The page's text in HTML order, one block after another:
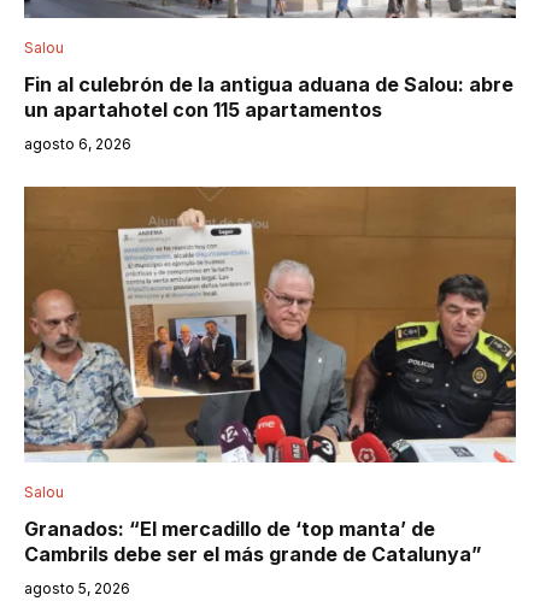
Salou
Fin al culebrón de la antigua aduana de Salou: abre
un apartahotel con 115 apartamentos
agosto 6, 2026
Salou
Granados: “El mercadillo de ‘top manta’ de
Cambrils debe ser el más grande de Catalunya”
agosto 5, 2026